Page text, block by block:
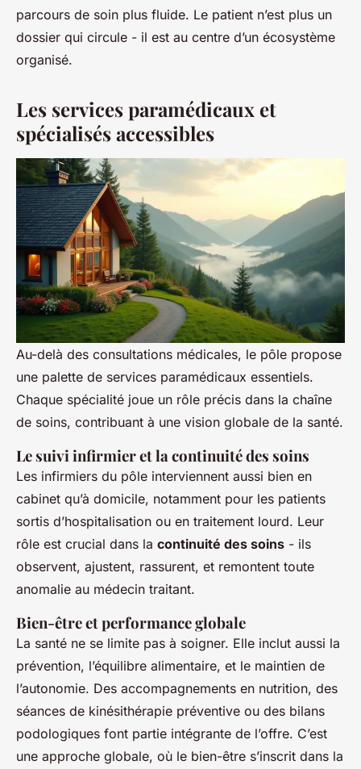
parcours de soin plus fluide. Le patient n’est plus un
dossier qui circule - il est au centre d’un écosystème
organisé.
Les services paramédicaux et
spécialisés accessibles
Au-delà des consultations médicales, le pôle propose
une palette de services paramédicaux essentiels.
Chaque spécialité joue un rôle précis dans la chaîne
de soins, contribuant à une vision globale de la santé.
Le suivi infirmier et la continuité des soins
Les infirmiers du pôle interviennent aussi bien en
cabinet qu’à domicile, notamment pour les patients
sortis d’hospitalisation ou en traitement lourd. Leur
rôle est crucial dans la continuité des soins - ils
observent, ajustent, rassurent, et remontent toute
anomalie au médecin traitant.
Bien-être et performance globale
La santé ne se limite pas à soigner. Elle inclut aussi la
prévention, l’équilibre alimentaire, et le maintien de
l’autonomie. Des accompagnements en nutrition, des
séances de kinésithérapie préventive ou des bilans
podologiques font partie intégrante de l’offre. C’est
une approche globale, où le bien-être s’inscrit dans la